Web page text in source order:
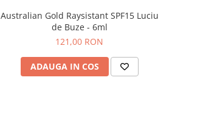
Australian Gold Raysistant SPF15 Luciu
de Buze - 6ml
121,00 RON
ADAUGA IN COS